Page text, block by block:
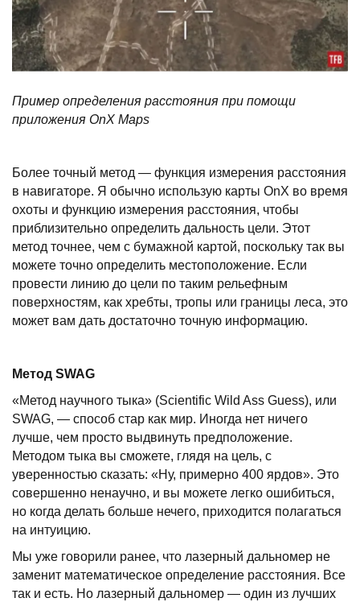
Пример определения расстояния при помощи
приложения OnX Maps
Более точный метод — функция измерения расстояния
в навигаторе. Я обычно использую карты OnX во время
охоты и функцию измерения расстояния, чтобы
приблизительно определить дальность цели. Этот
метод точнее, чем с бумажной картой, поскольку так вы
можете точно определить местоположение. Если
провести линию до цели по таким рельефным
поверхностям, как хребты, тропы или границы леса, это
может вам дать достаточно точную информацию.
Метод SWAG
«Метод научного тыка» (Scientific Wild Ass Guess), или
SWAG, — способ стар как мир. Иногда нет ничего
лучше, чем просто выдвинуть предположение.
Методом тыка вы сможете, глядя на цель, с
уверенностью сказать: «Ну, примерно 400 ярдов». Это
совершенно ненаучно, и вы можете легко ошибиться,
но когда делать больше нечего, приходится полагаться
на интуицию.
Мы уже говорили ранее, что лазерный дальномер не
заменит математическое определение расстояния. Все
так и есть. Но лазерный дальномер — один из лучших